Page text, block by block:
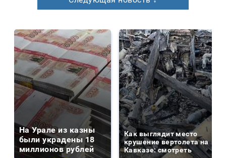
На Урале из казны
были украдены 18
миллионов рублей
Как выглядит место
крушение вертолета на
Кавказе: смотреть